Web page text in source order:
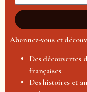
Abonnez-vous et
Des découvertes
françaises
Des histoires et